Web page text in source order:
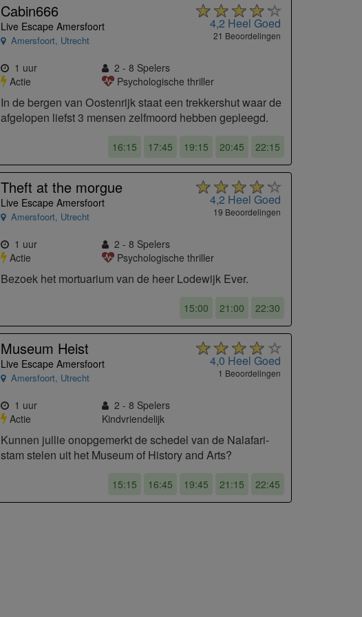
Cabin666
4,2 Heel Goed
21 Beoordelingen
Live Escape Amersfoort
Amersfoort, Utrecht
1 uur 2 - 8 Spelers
Actie
Psychologische thriller
In de bergen van Oostenrijk staat een trekkershut waar de
afgelopen liefst 3 mensen zelfmoord hebben gepleegd.
16:15 17:45 19:15 20:45 22:15
Theft at the morgue
4,2 Heel Goed
19 Beoordelingen
Live Escape Amersfoort
Amersfoort, Utrecht
1 uur 2 - 8 Spelers
Actie
Psychologische thriller
Bezoek het mortuarium van de heer Lodewijk Ever.
15:00 21:00 22:30
Museum Heist
4,0 Heel Goed
1 Beoordelingen
Live Escape Amersfoort
Amersfoort, Utrecht
1 uur 2 - 8 Spelers
Actie
Kindvriendelijk
Kunnen jullie onopgemerkt de schedel van de Nalafari-
stam stelen uit het Museum of History and Arts?
15:15 16:45 19:45 21:15 22:45